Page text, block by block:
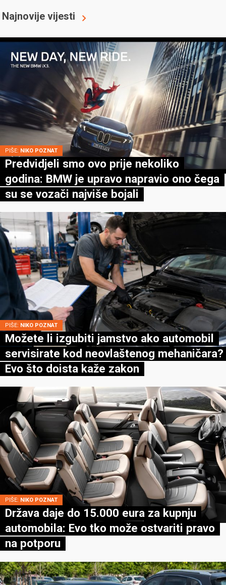
Najnovije vijesti
PIŠE: NIKO POZNAT
Predvidjeli smo ovo prije nekoliko
godina: BMW je upravo napravio ono čega
su se vozači najviše bojali
PIŠE: NIKO POZNAT
Možete li izgubiti jamstvo ako automobil
servisirate kod neovlaštenog mehaničara?
Evo što doista kaže zakon
PIŠE: NIKO POZNAT
Država daje do 15.000 eura za kupnju
automobila: Evo tko može ostvariti pravo
na potporu